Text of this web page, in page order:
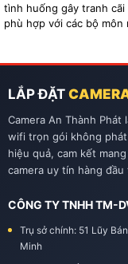
tình huống gây tranh
phù hợp với các bộ môn
LẮP ĐẶT
Camera An Thành Phát
wifi trọn gói không
hiệu quả, cam kết
camera uy tín hàng đầu
CÔNG TY TNHH TM-
Trụ sở chính: 51 Lũy
Minh